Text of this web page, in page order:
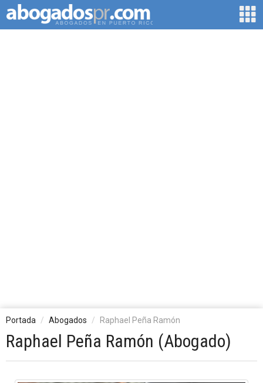
Portada Abogados Raphael Peña Ramón
Raphael Peña Ramón (Abogado)